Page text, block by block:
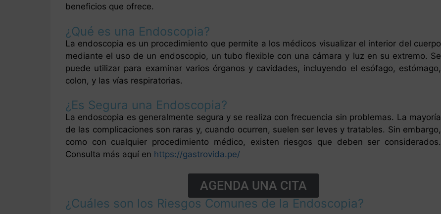
beneficios que ofrece.
¿Qué es una Endoscopia?
La endoscopia es un procedimiento que permite a los médicos visualizar el interior del cuerpo
mediante el uso de un endoscopio, un tubo flexible con una cámara y luz en su extremo. Se
puede utilizar para examinar varios órganos y cavidades, incluyendo el esófago, estómago,
colon, y las vías respiratorias.
¿Es Segura una Endoscopia?
La endoscopia es generalmente segura y se realiza con frecuencia sin problemas. La mayoría
de las complicaciones son raras y, cuando ocurren, suelen ser leves y tratables. Sin embargo,
como con cualquier procedimiento médico, existen riesgos que deben ser considerados.
Consulta más aquí en https://gastrovida.pe/
AGENDA UNA CITA
¿Cuáles son los Riesgos Comunes de la Endoscopia?